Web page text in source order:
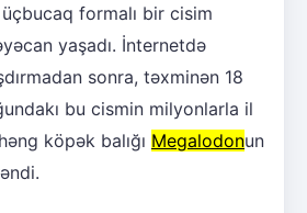
formalı bir cisim
yaşadı. İnternetdə
sonra, təxminən 18
bu cismin milyonlarla il
köpək balığı Megalodonun